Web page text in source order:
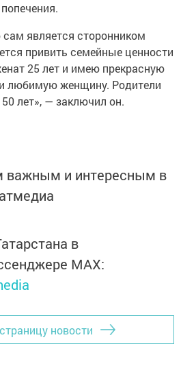
является сторонником
привить семейные ценности
25 лет и имею прекрасную
любимую женщину. Родители
лет», — заключил он.
важным и интересным в
в
MАХ:
новости